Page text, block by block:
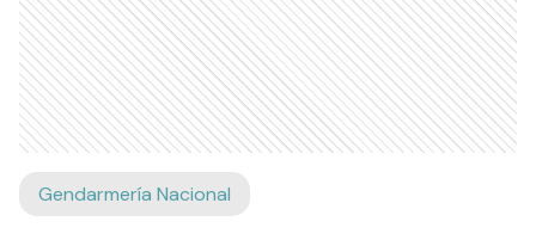
Gendarmería Nacional